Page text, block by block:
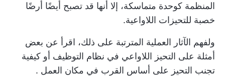
المنظمة كوحدة متماسكة، إلا أنها قد تصبح أيضًا أرضًا
خصبة للتحيزات اللاواعية.
ولفهم الآثار العملية المترتبة على ذلك، اقرأ عن بعض
أمثلة على التحيز اللاواعي في نظام التوظيف أو كيفية
تجنب التحيز على أساس القرب في مكان العمل .